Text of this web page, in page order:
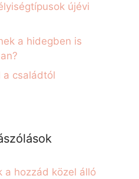
újévi
a hidegben is
a családtól
a hozzád közel álló